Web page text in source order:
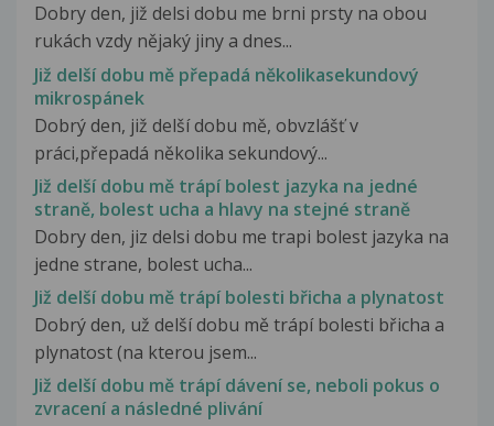
Dobry den, již delsi dobu me brni prsty na obou
rukách vzdy nějaký jiny a dnes...
Již delší dobu mě přepadá několikasekundový
mikrospánek
Dobrý den, již delší dobu mě, obvzlášť v
práci,přepadá několika sekundový...
Již delší dobu mě trápí bolest jazyka na jedné
straně, bolest ucha a hlavy na stejné straně
Dobry den, jiz delsi dobu me trapi bolest jazyka na
jedne strane, bolest ucha...
Již delší dobu mě trápí bolesti břicha a plynatost
Dobrý den, už delší dobu mě trápí bolesti břicha a
plynatost (na kterou jsem...
Již delší dobu mě trápí dávení se, neboli pokus o
zvracení a následné plivání